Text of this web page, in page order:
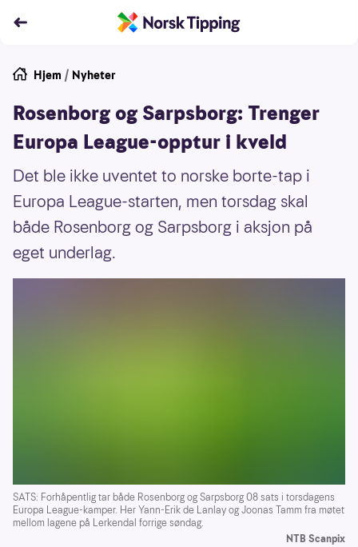
Hjem / Nyheter
Rosenborg og Sarpsborg: Trenger
Europa League-opptur i kveld
Det ble ikke uventet to norske borte-tap i
Europa League-starten, men torsdag skal
både Rosenborg og Sarpsborg i aksjon på
eget underlag.
SATS: Forhåpentlig tar både Rosenborg og Sarpsborg 08 sats i torsdagens
Europa League-kamper. Her Yann-Erik de Lanlay og Joonas Tamm fra møtet
mellom lagene på Lerkendal forrige søndag.
NTB Scanpix